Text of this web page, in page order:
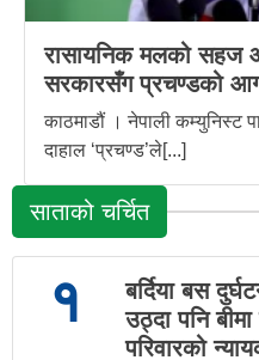
रासायनिक मलको सहज
सरकारसँग प्रचण्डको
काठमाडौं । नेपाली कम्युनिस्ट
दाहाल ‘प्रचण्ड’ले[...]
साताको चर्चित
१
बर्दिया बस
उठ्दा पनि बीमा
परिवारको